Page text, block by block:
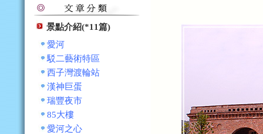
景點介紹(*11篇)
愛河
駁二藝術特區
西子灣渡輪站
漢神巨蛋
瑞豐夜市
85大樓
愛河之心